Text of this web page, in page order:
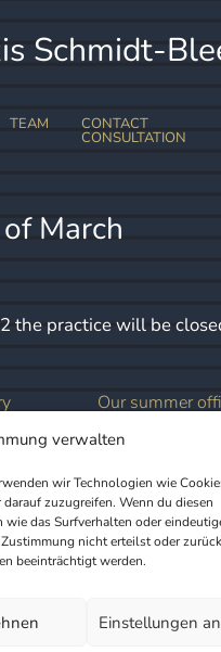
verwalten
wir Technologien wie
zuzugreifen. Wenn du diesen
das Surfverhalten oder
nicht erteilst oder
beeinträchtigt werden.
Einstellungen
Schmidt-
TEAM CONTACT
CONSULTATION
LEGAL NOTES
March
the practice will be
Our summer
us
Bleek